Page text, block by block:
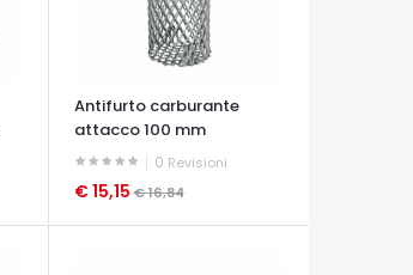
Antifurto carburante
attacco 100 mm
baionetta 0 Revisioni
€ 15,15€ 16,84
OCCHIATA VELOCE